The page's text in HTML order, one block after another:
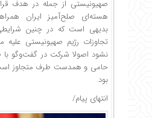
صهیونیستی از جمله در هدف‌
هسته‌ای صلح‌آمیز ایران
بدیهی است که در چنین
تجاوزات رژیم صهیونیستی علیه
نشود اصولا شرکت در گفت‌وگو با
حامی و همدست طرف متجاوز
بود.
انتهای پیام/